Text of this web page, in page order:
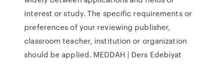
interest or study. The specific requirements or
preferences of your reviewing publisher,
classroom teacher, institution or organization
should be applied. MEDDAH | Ders Edebiyat